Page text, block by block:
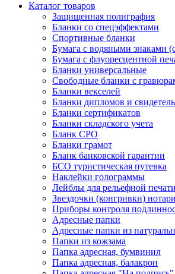
Каталог товаров
Защищенная полиграфия
Бланки со спецэффектами
Спортивные бланки
Бумага с водяными знаками
Бумага с флуоресцентной
Бланки универсальные
Свободные бланки с
Бланки векселей
Бланки дипломов и
Бланки сертификатов
Бланки складского учета
Бланк СРО
Бланки грамот
Бланк банковской гарантии
БСО туристическая путевка
Наклейки голограммы
Лейблы для рельефной печати
Звездочки (конгривки)
Приборы контроля
Адресные папки
Адресные папки из
Папки из кожзама
Папка адресная, бумвинил
Папка адресная, балакрон